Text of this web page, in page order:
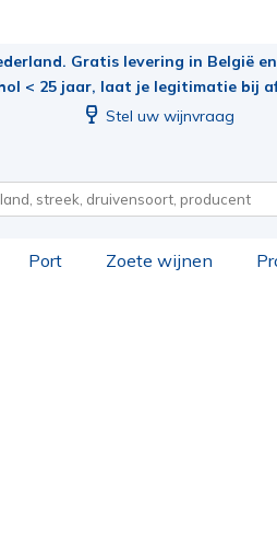
Gratis levering in België
< 25 jaar, laat je legitimatie bij
Stel uw wijnvraag
Port Zoete wijnen